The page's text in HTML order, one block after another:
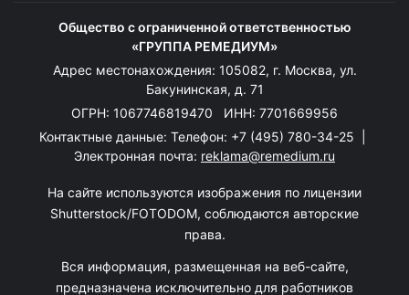
Общество с ограниченной ответственностью
«ГРУППА РЕМЕДИУМ»
Адрес местонахождения: 105082, г. Москва, ул.
Бакунинская, д. 71
ОГРН: 1067746819470 ИНН: 7701669956
Контактные данные: Телефон: +7 (495) 780-34-25
Электронная почта: reklama@remedium.ru
На сайте используются изображения по лицензии
Shutterstock/FOTODOM, соблюдаются авторские
права.
Вся информация, размещенная на веб-сайте,
предназначена исключительно для работников